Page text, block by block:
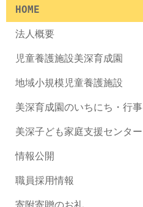
HOME
法人概要
児童養護施設美深育成園
地域小規模児童養護施設
美深育成園のいちにち・行事
美深子ども家庭支援センター
情報公開
職員採用情報
寄附寄贈のお礼